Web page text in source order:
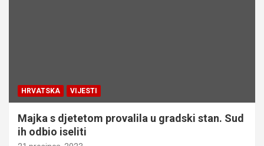
HRVATSKA VIJESTI
Majka s djetetom provalila u gradski stan. Sud
ih odbio iseliti